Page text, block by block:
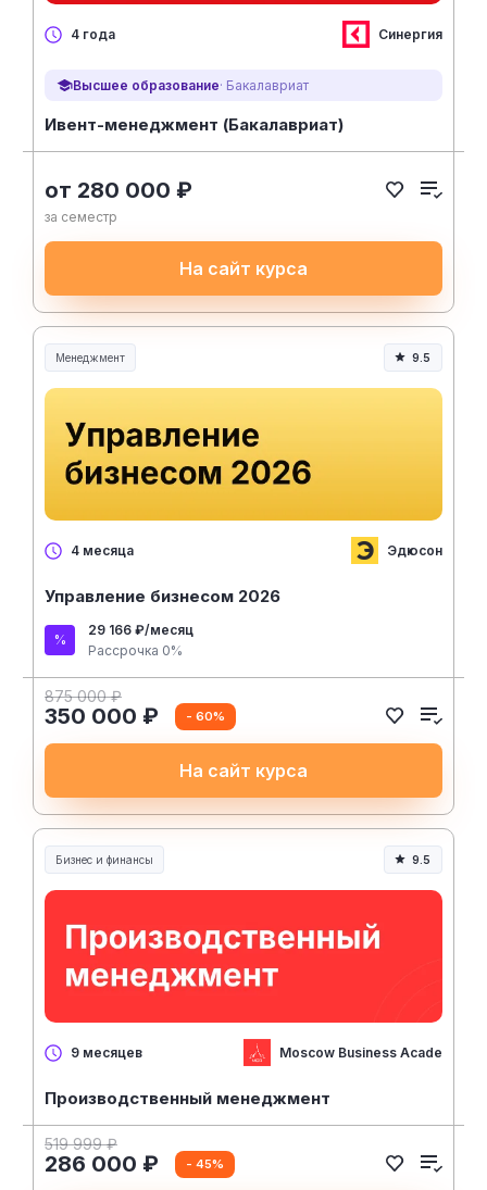
4 года Синергия
Высшее образование· Бакалавриат
Ивент-менеджмент (Бакалавриат)
от 280 000 ₽
за семестр
На сайт курса
Менеджмент
Менеджмент и управление
9.5
4 месяца Эдюсон
Управление бизнесом 2026
29 166 ₽/месяц
Рассрочка 0%
875 000 ₽
350 000 ₽ - 60%
На сайт курса
Бизнес и финансы 9.5
9 месяцев Moscow Business Academy
Производственный менеджмент
519 999 ₽
286 000 ₽ - 45%